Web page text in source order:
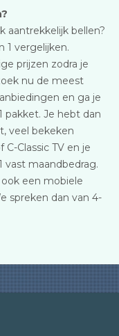
aantrekkelijk bellen?
1 vergelijken.
prijzen zodra je
nu de meest
en ga je
pakket. Je hebt dan
veel bekeken
Classic TV en je
vast maandbedrag.
een mobiele
spreken dan van 4-